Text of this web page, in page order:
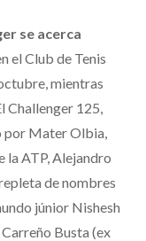
se acerca
el Club de Tenis
mientras
Challenger 125,
Mater Olbia,
la ATP, Alejandro
de nombres
júnior Nishesh
Busta (ex